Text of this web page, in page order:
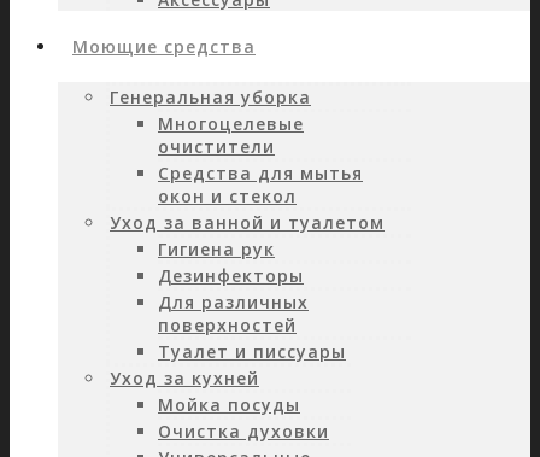
Моющие средства
Генеральная уборка
Многоцелевые
очистители
Средства для мытья
окон и стекол
Уход за ванной и туалетом
Гигиена рук
Дезинфекторы
Для различных
поверхностей
Туалет и писсуары
Уход за кухней
Мойка посуды
Очистка духовки